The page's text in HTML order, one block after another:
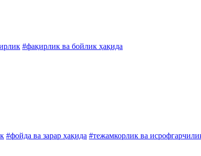
#фақирлик ва бойлик ҳақида
#фойда ва зарар ҳақида #тежамкорлик ва